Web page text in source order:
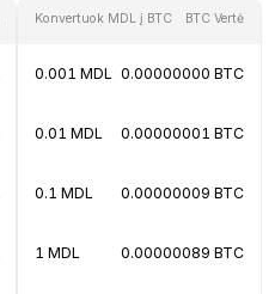
Konvertuok MDL į BTC BTC Vertė
0.001 MDL 0.00000000 BTC
0.01 MDL 0.00000001 BTC
0.1 MDL 0.00000009 BTC
1 MDL 0.00000089 BTC